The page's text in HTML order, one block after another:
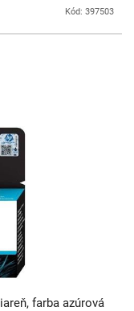
Kód: 397503
farba azúrová